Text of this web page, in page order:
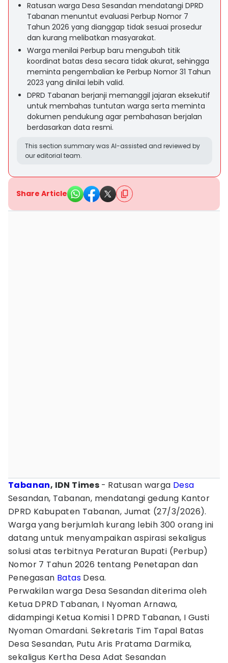
Ratusan warga Desa Sesandan mendatangi DPRD
Tabanan menuntut evaluasi Perbup Nomor 7
Tahun 2026 yang dianggap tidak sesuai prosedur
dan kurang melibatkan masyarakat.
Warga menilai Perbup baru mengubah titik
koordinat batas desa secara tidak akurat, sehingga
meminta pengembalian ke Perbup Nomor 31 Tahun
2023 yang dinilai lebih valid.
DPRD Tabanan berjanji memanggil jajaran eksekutif
untuk membahas tuntutan warga serta meminta
dokumen pendukung agar pembahasan berjalan
berdasarkan data resmi.
This section summary was AI-assisted and reviewed by
our editorial team.
Share Article
Tabanan, IDN Times - Ratusan warga Desa
Sesandan, Tabanan, mendatangi gedung Kantor
DPRD Kabupaten Tabanan, Jumat (27/3/2026).
Warga yang berjumlah kurang lebih 300 orang ini
datang untuk menyampaikan aspirasi sekaligus
solusi atas terbitnya Peraturan Bupati (Perbup)
Nomor 7 Tahun 2026 tentang Penetapan dan
Penegasan Batas Desa.
Perwakilan warga Desa Sesandan diterima oleh
Ketua DPRD Tabanan, I Nyoman Arnawa,
didampingi Ketua Komisi 1 DPRD Tabanan, I Gusti
Nyoman Omardani. Sekretaris Tim Tapal Batas
Desa Sesandan, Putu Aris Pratama Darmika,
sekaligus Kertha Desa Adat Sesandan